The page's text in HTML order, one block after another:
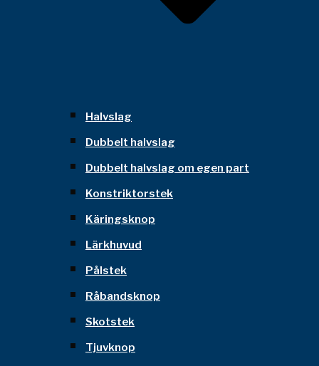
Halvslag
Dubbelt halvslag
Dubbelt halvslag om egen part
Konstriktorstek
Käringsknop
Lärkhuvud
Pålstek
Råbandsknop
Skotstek
Tjuvknop